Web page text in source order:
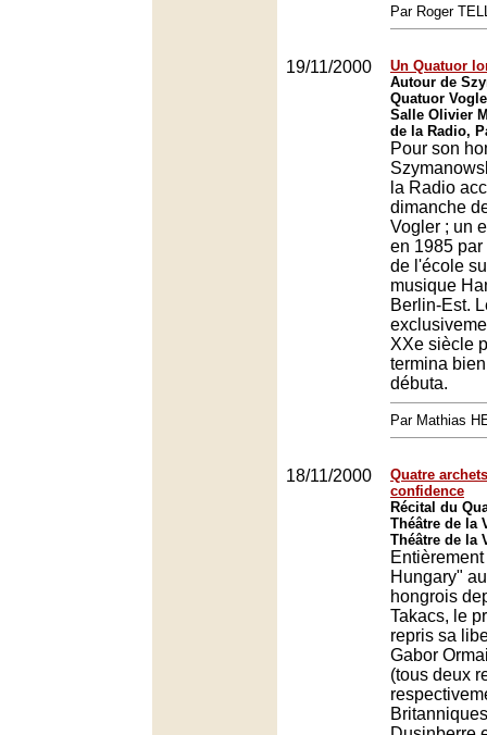
Par Roger
19/11/2000
Un Quatuor
Autour de
Quatuor
Salle Olivier
de la Radio,
Pour son
la Radio
dimanche
Vogler ; un
en 1985
de l'école
musique
Berlin-Est.
XXe siècle
termina
débuta.
Par Mathias
18/11/2000
Quatre
confidence
Récital du
Théâtre de la
Théâtre de la
Hungary"
hongrois
Takacs, le
repris sa
Gabor
(tous deux